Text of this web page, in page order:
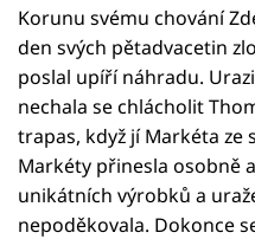
Korunu svému chování
den svých pětadvacetin
poslal upíří náhradu.
nechala se chlácholit
trapas, když jí Markéta ze
Markéty přinesla osobně
unikátních výrobků a
nepoděkovala. Dokonce